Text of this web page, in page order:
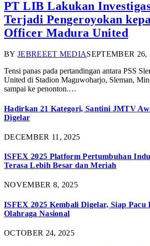
PT LIB Lakukan
Terjadi Pengeroyokan
Officer Madura United
BY JEBREEET MEDIASEPTEMBER 26,
Tensi panas pada pertandingan antara PSS
United di Stadion Maguwoharjo, Sleman,
sampai ke penonton.…
Hadirkan 21 Kategori, Santini JMTV
Digelar
DECEMBER 11, 2025
ISFEX 2025 Platform Pertumbuhan
Terasa Lebih Besar dan Meriah
NOVEMBER 8, 2025
ISFEX 2025 Kembali Digelar, Siap Pacu
Olahraga Nasional
OCTOBER 24, 2025